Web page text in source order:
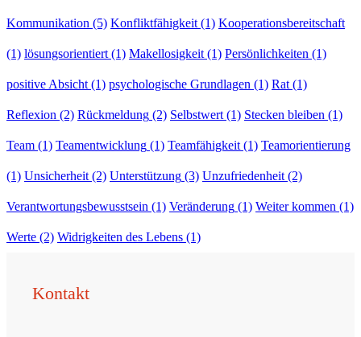
Kommunikation (5) Konfliktfähigkeit (1) Kooperationsbereitschaft
(1) lösungsorientiert (1) Makellosigkeit (1) Persönlichkeiten (1)
positive Absicht (1) psychologische Grundlagen (1) Rat (1)
Reflexion (2) Rückmeldung (2) Selbstwert (1) Stecken bleiben (1)
Team (1) Teamentwicklung (1) Teamfähigkeit (1) Teamorientierung
(1) Unsicherheit (2) Unterstützung (3) Unzufriedenheit (2)
Verantwortungsbewusstsein (1) Veränderung (1) Weiter kommen (1)
Werte (2) Widrigkeiten des Lebens (1)
Kontakt